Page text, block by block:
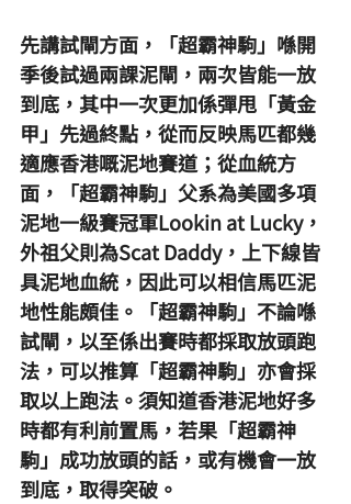
先講試閘方面，「超霸神駒」喺開
季後試過兩課泥閘，兩次皆能一放
到底，其中一次更加係彈甩「黃金
甲」先過終點，從而反映馬匹都幾
適應香港嘅泥地賽道；從血統方
面，「超霸神駒」父系為美國多項
泥地一級賽冠軍Lookin at Lucky，
外祖父則為Scat Daddy，上下線皆
具泥地血統，因此可以相信馬匹泥
地性能頗佳。「超霸神駒」不論喺
試閘，以至係出賽時都採取放頭跑
法，可以推算「超霸神駒」亦會採
取以上跑法。須知道香港泥地好多
時都有利前置馬，若果「超霸神
駒」成功放頭的話，或有機會一放
到底，取得突破。